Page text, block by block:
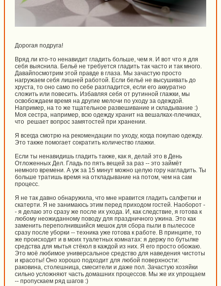
Дорогая подруга!
Вряд ли кто-то ненавидит гладить больше, чем я. И вот что я для
себя выяснила. Бельё не требуется гладить так часто и так много.
Давайпосмотрим этой правде в глаза. Мы зачастую просто
нагружаем себя лишней работой. Если бельё не высушивать до
хруста, то оно само по себе разгладится, если его аккуратно
сложить или повесить. Избавляя себя от рутинной глажки, мы
освобождаем время на другие мелочи по уходу за одеждой.
Например, на то же тщательное развешивание и складывание :)
Моя сестра, например, всю одежду хранит на вешалках-плечиках,
что решает вопрос замятостей при хранении.
Я всегда смотрю на рекомендации по уходу, когда покупаю одежду.
Это также помогает сократить количество глажки.
Если ты ненавидишь гладить также, как я, делай это в День
Отложенных Дел. Гладь по пять вещей за раз -- это займёт
немного времени. А уж за 15 минут можно целую гору нагладить. Ты
больше тратишь время на откладывание на потом, чем на сам
процесс.
Я не так давно обнаружила, что мне нравится гладить салфетки и
скатерти. Я не занимаюсь этим перед приходом гостей. Наоборот -
- я делаю это сразу же после их ухода. И, как следствие, я готова к
любому неожиданному поводу для праздничного ужина. Это как
заменить переполнившийся мешок для сбора пыли в пылесосе
сразу после уборки -- техника уже готова к работе. В принципе, то
же происходит и в моих туалетных комнатах: я держу по бутылке
средства для мытья стёкол в каждой из них. Я его просто обожаю.
Это моё любимое универсальное средство для наведения чистоты
и красоты! Оно хорошо подходит для любой поверхности:
раковина, столешница, смесители и даже пол. Зачастую хозяйки
сильно усложняют часть домашних процессов. Мы же их упрощаем
-- пропускаем ряд шагов :)